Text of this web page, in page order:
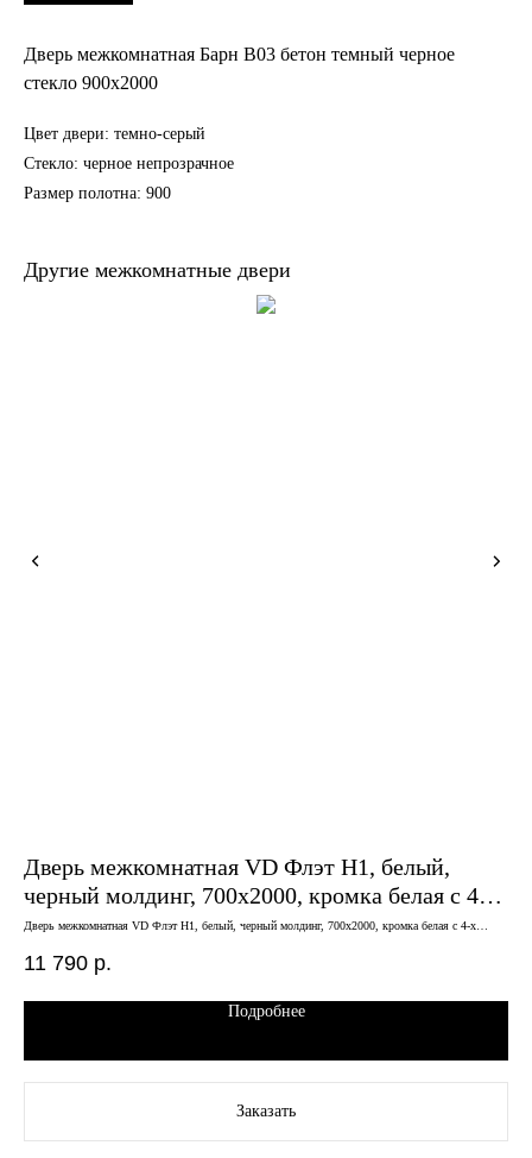
Дверь межкомнатная Барн B03 бетон темный черное
стекло 900х2000
Цвет двери: темно-серый
Стекло: черное непрозрачное
Размер полотна: 900
Другие межкомнатные двери
Дверь межкомнатная VD Флэт H1, белый,
черный молдинг, 700х2000, кромка белая с 4-х
сторон
Дверь межкомнатная VD Флэт H1, белый, черный молдинг, 700х2000, кромка белая с 4-х
11 790 р.
Подробнее
Заказать